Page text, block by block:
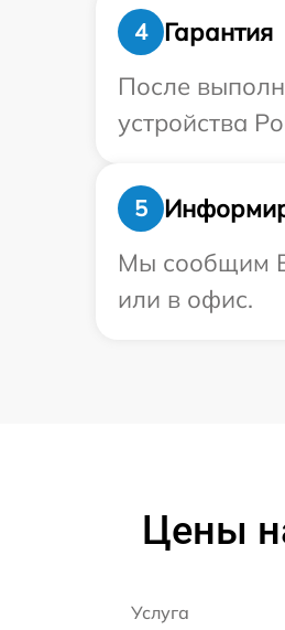
4
Гарантия
После
устройства
5
Мы сообщим
или в офис.
Цены
Услуга